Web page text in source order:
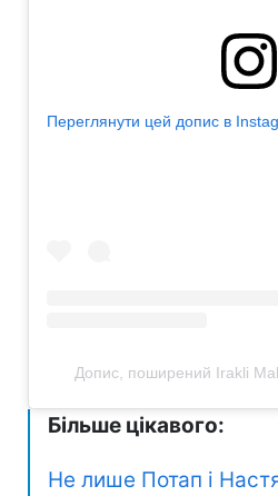
Переглянути цей допис в
Допис, поширений Irakli
Більше цікавого:
Не лише Потап і